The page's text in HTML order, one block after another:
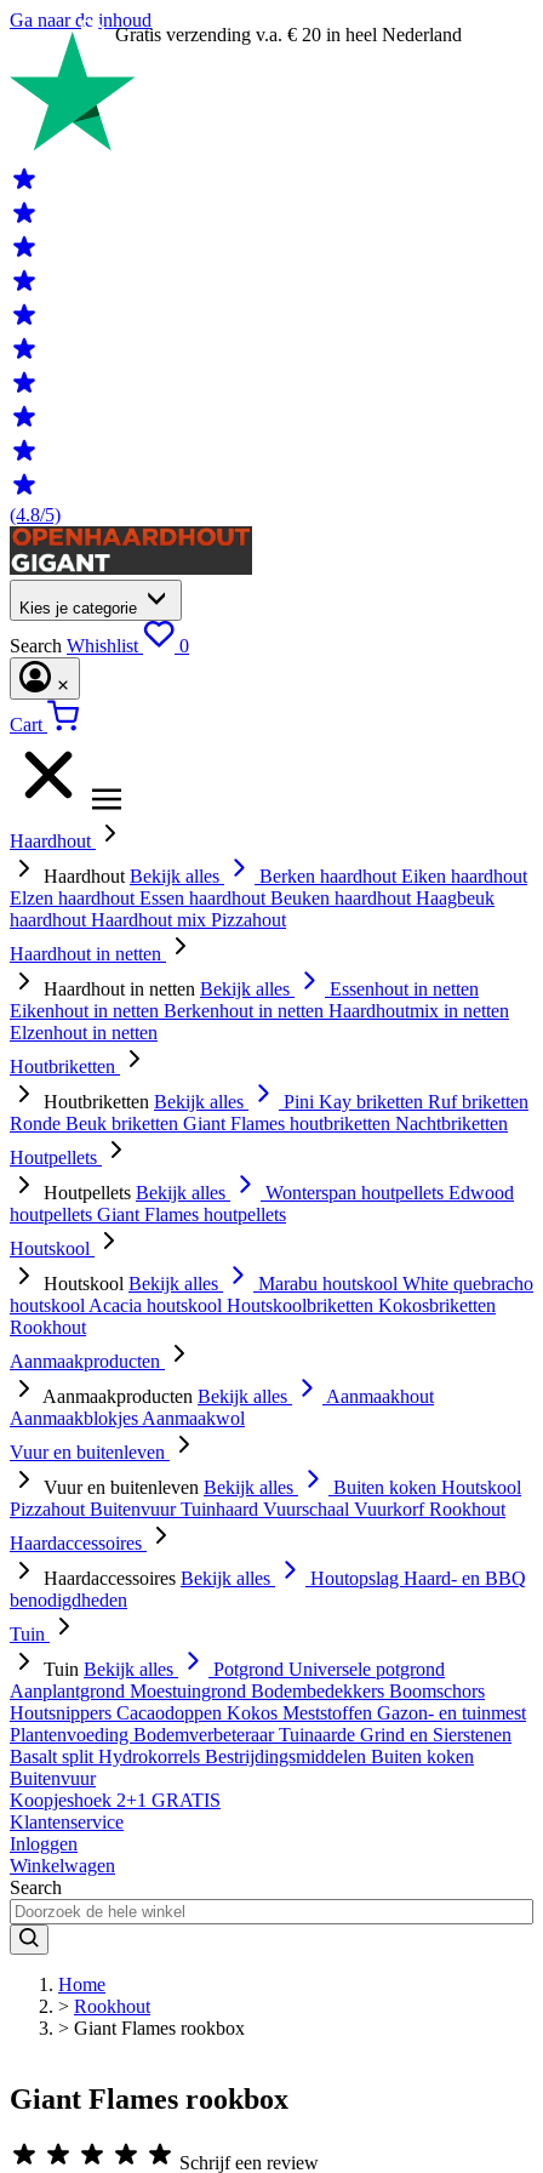
Ga naar de inhoud
Gratis verzending v.a. € 20 in heel Nederland
(4.8/5)
Kies je categorie
Search Whishlist 0
Cart
Haardhout
Haardhout Bekijk alles Berken haardhout Eiken haardhout
Elzen haardhout Essen haardhout Beuken haardhout Haagbeuk
haardhout Haardhout mix Pizzahout
Haardhout in netten
Haardhout in netten Bekijk alles
Essenhout in netten
Eikenhout in netten Berkenhout in netten Haardhoutmix in netten
Elzenhout in netten
Houtbriketten
Houtbriketten Bekijk alles Pini Kay briketten Ruf briketten
Ronde Beuk briketten Giant Flames houtbriketten Nachtbriketten
Houtpellets
Houtpellets Bekijk alles Wonterspan houtpellets Edwood
houtpellets Giant Flames houtpellets
Houtskool
Houtskool Bekijk alles Marabu houtskool White quebracho
houtskool Acacia houtskool Houtskoolbriketten Kokosbriketten
Rookhout
Aanmaakproducten
Aanmaakproducten Bekijk alles
Aanmaakhout
Aanmaakblokjes Aanmaakwol
Vuur en buitenleven
Vuur en buitenleven Bekijk alles Buiten koken Houtskool
Pizzahout BuitenvuurTuinhaard Vuurschaal VuurkorfRookhout
Haardaccessoires
Haardaccessoires Bekijk alles Houtopslag Haard- en BBQ
benodigdheden
Tuin
Tuin Bekijk alles Potgrond Universele potgrond
Aanplantgrond Moestuingrond Bodembedekkers Boomschors
Houtsnippers Cacaodoppen Kokos Meststoffen Gazon- en tuinmest
Plantenvoeding BodemverbeteraarTuinaarde Grind en Sierstenen
Basalt split Hydrokorrels Bestrijdingsmiddelen Buiten koken
Buitenvuur
Koopjeshoek 2+1 GRATIS
Klantenservice
Inloggen
Winkelwagen
Search
Home
> Rookhout
> Giant Flames rookbox
Giant Flames rookbox
Schrijf een review